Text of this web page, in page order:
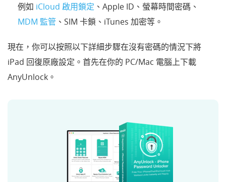
例如 iCloud 啟用鎖定 、Apple ID、螢幕時間密碼、
MDM 監管 、SIM 卡鎖、iTunes 加密等。
現在，你可以按照以下詳細步驟在沒有密碼的情況下將
iPad 回復原廠設定。首先在你的 PC/Mac 電腦上下載
AnyUnlock。